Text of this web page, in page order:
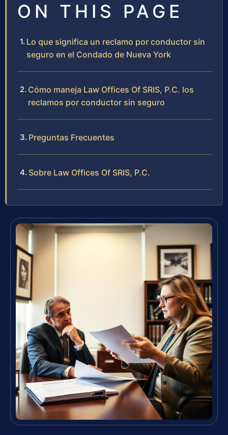
ON THIS PAGE
Lo que significa un reclamo por conductor sin
seguro en el Condado de Nueva York
Cómo maneja Law Offices Of SRIS, P.C. los
reclamos por conductor sin seguro
Preguntas Frecuentes
Sobre Law Offices Of SRIS, P.C.